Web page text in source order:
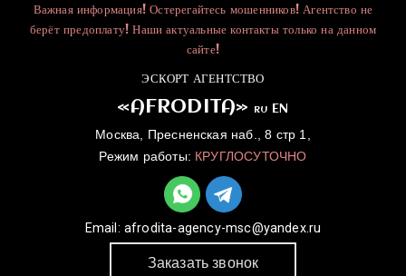
Важная информация! Остерегайтесь мошенников! Агентство не
берёт предоплату! Наши актуальные контакты только на данном
сайте!
ЭСКОРТ АГЕНТСТВО
«AFRODITA» RU EN
Москва, Пресненская наб., 8 стр 1,
Режим работы: КРУГЛОСУТОЧНО
Email: afrodita-agency-msc@yandex.ru
Заказать звонок